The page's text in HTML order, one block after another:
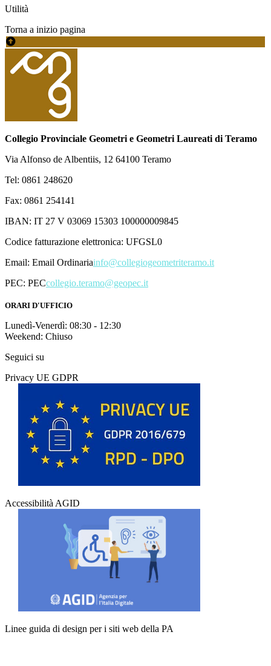
Utilità
Torna a inizio pagina
Collegio Provinciale Geometri e Geometri Laureati di Teramo
Via Alfonso de Albentiis, 12 64100 Teramo
Tel: 0861 248620
Fax: 0861 254141
IBAN: IT 27 V 03069 15303 100000009845
Codice fatturazione elettronica: UFGSL0
Email: Email Ordinariainfo@collegiogeometriteramo.it
PEC: PECcollegio.teramo@geopec.it
ORARI D'UFFICIO
Lunedì-Venerdì: 08:30 - 12:30
Weekend: Chiuso
Seguici su
Privacy UE GDPR
Accessibilità AGID
Linee guida di design per i siti web della PA